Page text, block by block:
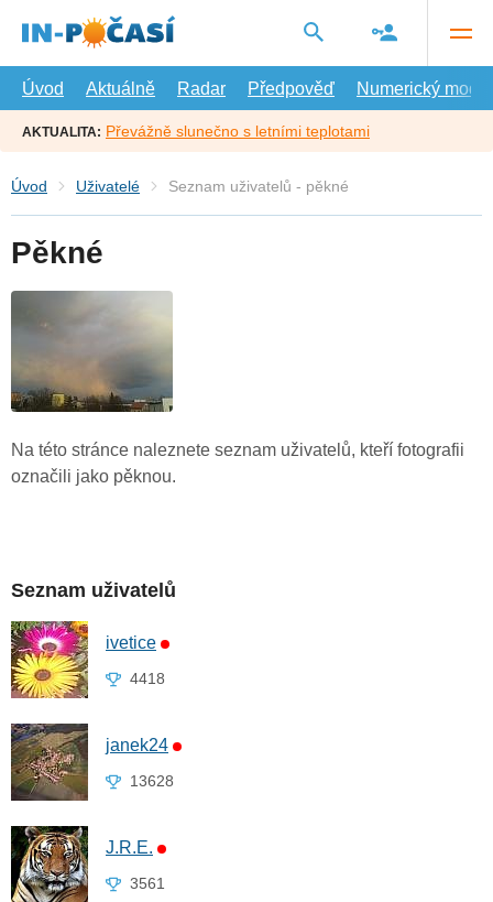
hlavní
Úvod
Aktuálně Radar Předpověď Numerický model
AKTUALITA: Převážně slunečno s letními teplotami
Úvod Uživatelé Seznam uživatelů - pěkné
Pěkné
Na této stránce naleznete seznam uživatelů, kteří fotografii
označili jako pěknou.
Seznam uživatelů
ivetice
4418
janek24
13628
J.R.E.
3561